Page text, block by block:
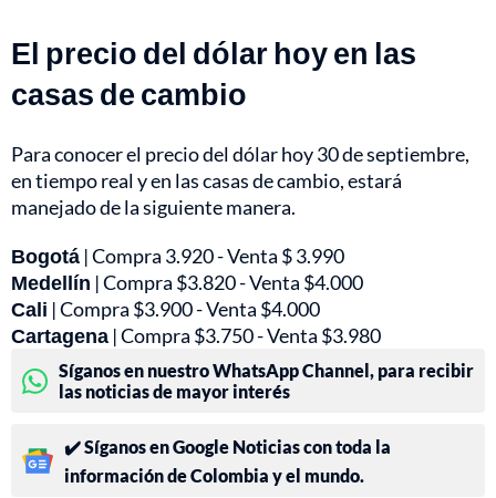
El precio del dólar hoy en las
casas de cambio
Para conocer el precio del dólar hoy 30 de septiembre,
en tiempo real y en las casas de cambio, estará
manejado de la siguiente manera.
Bogotá | Compra 3.920 - Venta $ 3.990
Medellín | Compra $3.820 - Venta $4.000
Cali | Compra $3.900 - Venta $4.000
Cartagena | Compra $3.750 - Venta $3.980
Síganos en nuestro WhatsApp Channel, para recibir
las noticias de mayor interés
✔️ Síganos en Google Noticias con toda la
información de Colombia y el mundo.